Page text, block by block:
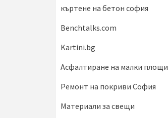
къртене на бетон софия
Benchtalks.com
Kartini.bg
Асфалтиране на малки площи
Ремонт на покриви София
Материали за свещи